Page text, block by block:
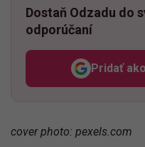
Dostaň Odzadu do
odporúčaní
Pridať
cover photo: pexels.com